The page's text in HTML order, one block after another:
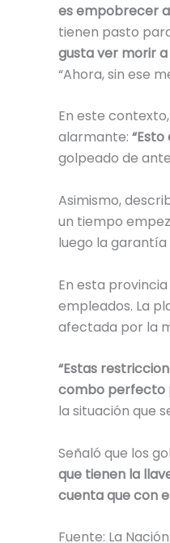
es empobrecer
tienen pasto
gusta ver morir
“Ahora, sin ese
En este
alarmante:
golpeado de
Asimismo,
un tiempo
luego la garantía
En esta
empleados. La
afectada por la
“Estas
combo perfecto
la situación que
Señaló que los
que tienen la
cuenta que con
Fuente: La